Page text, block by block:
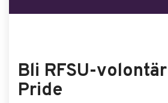
Bli RFSU-
Pride